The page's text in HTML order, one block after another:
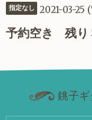
指定なし 2021-03-25
予約空き 残り
銚子